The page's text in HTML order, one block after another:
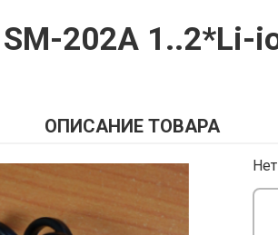
202A 1..2*Li-
ОПИСАНИЕ ТОВАРА